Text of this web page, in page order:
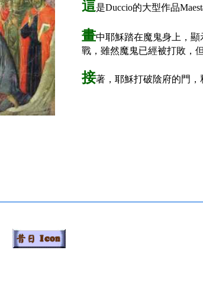
這是Duccio的大型作品
畫中耶穌踏在魔鬼身上，
戰，雖然魔鬼已經被打敗，
接著，耶穌打破陰府的門